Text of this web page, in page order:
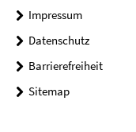
Impressum
Datenschutz
Barrierefreiheit
Sitemap